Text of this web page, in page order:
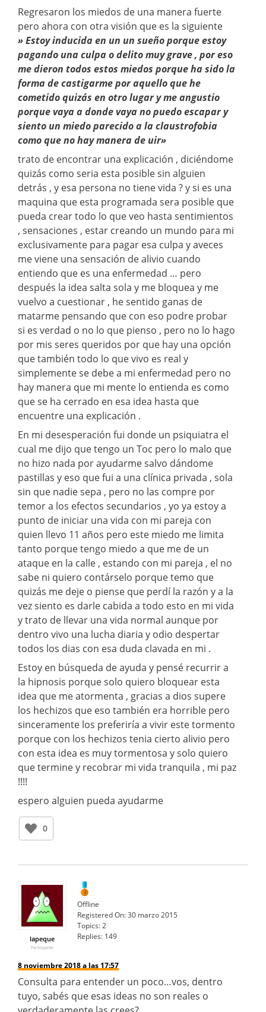
Regresaron los miedos de una manera fuerte
pero ahora con otra visión que es la siguiente
» Estoy inducida en un un sueño porque estoy
pagando una culpa o delito muy grave , por eso
me dieron todos estos miedos porque ha sido la
forma de castigarme por aquello que he
cometido quizás en otro lugar y me angustio
porque vaya a donde vaya no puedo escapar y
siento un miedo parecido a la claustrofobia
como que no hay manera de uir»
trato de encontrar una explicación , diciéndome
quizás como seria esta posible sin alguien
detrás , y esa persona no tiene vida ? y si es una
maquina que esta programada sera posible que
pueda crear todo lo que veo hasta sentimientos
, sensaciones , estar creando un mundo para mi
exclusivamente para pagar esa culpa y aveces
me viene una sensación de alivio cuando
entiendo que es una enfermedad … pero
después la idea salta sola y me bloquea y me
vuelvo a cuestionar , he sentido ganas de
matarme pensando que con eso podre probar
si es verdad o no lo que pienso , pero no lo hago
por mis seres queridos por que hay una opción
que también todo lo que vivo es real y
simplemente se debe a mi enfermedad pero no
hay manera que mi mente lo entienda es como
que se ha cerrado en esa idea hasta que
encuentre una explicación .
En mi desesperación fui donde un psiquiatra el
cual me dijo que tengo un Toc pero lo malo que
no hizo nada por ayudarme salvo dándome
pastillas y eso que fui a una clínica privada , sola
sin que nadie sepa , pero no las compre por
temor a los efectos secundarios , yo ya estoy a
punto de iniciar una vida con mi pareja con
quien llevo 11 años pero este miedo me limita
tanto porque tengo miedo a que me de un
ataque en la calle , estando con mi pareja , el no
sabe ni quiero contárselo porque temo que
quizás me deje o piense que perdí la razón y a la
vez siento es darle cabida a todo esto en mi vida
y trato de llevar una vida normal aunque por
dentro vivo una lucha diaria y odio despertar
todos los dias con esa duda clavada en mi .
Estoy en búsqueda de ayuda y pensé recurrir a
la hipnosis porque solo quiero bloquear esta
idea que me atormenta , gracias a dios supere
los hechizos que eso también era horrible pero
sinceramente los preferiría a vivir este tormento
porque con los hechizos tenia cierto alivio pero
con esta idea es muy tormentosa y solo quiero
que termine y recobrar mi vida tranquila , mi paz
!!!!
espero alguien pueda ayudarme
0
lapeque
Participante
Offline
Registered On:30 marzo 2015
Topics:2
Replies: 149
8 noviembre 2018 a las 17:57
Consulta para entender un poco…vos, dentro
tuyo, sabés que esas ideas no son reales o